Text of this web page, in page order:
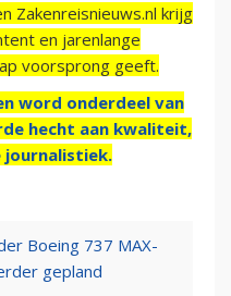
Zakenreisnieuws.nl krijg
en jarenlange
voorsprong geeft.
word onderdeel van
hecht aan kwaliteit,
journalistiek.
Boeing 737 MAX-
gepland